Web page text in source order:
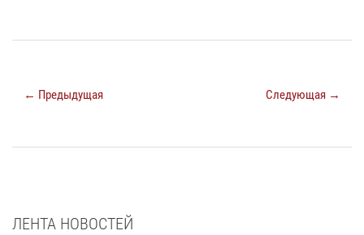
← Предыдущая Следующая →
ЛЕНТА НОВОСТЕЙ